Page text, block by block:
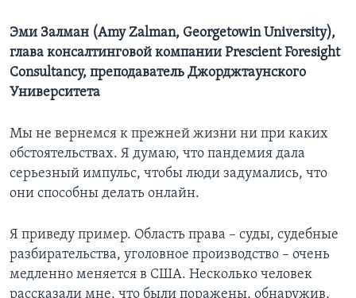
Эми Залман (Amy Zalman, Georgetowin University),
глава консалтинговой компании Prescient Foresight
Consultancy, преподаватель Джорджтаунского
Университета
Мы не вернемся к прежней жизни ни при каких
обстоятельствах. Я думаю, что пандемия дала
серьезный импульс, чтобы люди задумались, что
они способны делать онлайн.
Я приведу пример. Область права – суды, судебные
разбирательства, уголовное производство – очень
медленно меняется в США. Несколько человек
рассказали мне, что были поражены, обнаружив,